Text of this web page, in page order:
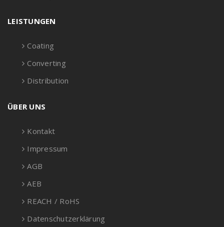
LEISTUNGEN
Coating
Converting
Distribution
ÜBER UNS
Kontakt
Impressum
AGB
AEB
REACH / RoHS
Datenschutzerklärung